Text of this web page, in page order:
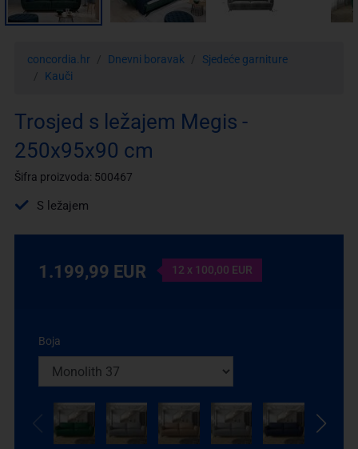
concordia.hr Dnevni boravak
Sjedeće garniture
Kauči
Trosjed s ležajem Megis -
250x95x90 cm
Šifra proizvoda: 500467
S ležajem
1.199,99 EUR 12 x 100,00 EUR
Boja